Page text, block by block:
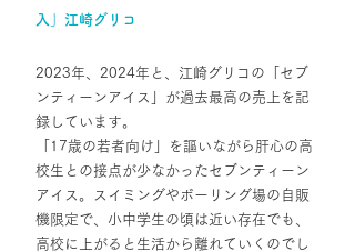
入」江崎グリコ
2023年、2024年と、江崎グリコの「セブ
ンティーンアイス」が過去最高の売上を記
録しています。
「17歳の若者向け」を謳いながら肝心の高
校生との接点が少なかったセブンティーン
アイス。スイミングやボーリング場の自販
機限定で、小中学生の頃は近い存在でも、
高校に上がると生活から離れていくのでし